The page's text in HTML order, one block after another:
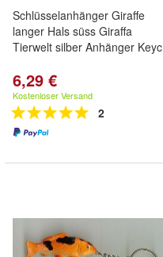
Schlüsselanhänger Giraffe
langer Hals süss Giraffa
Tierwelt silber Anhänger Keyc
6,29 €
Kostenloser Versand
2